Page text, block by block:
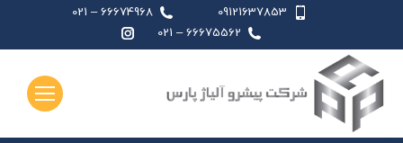
09121637853
66674968 – 021
66675562 – 021
page